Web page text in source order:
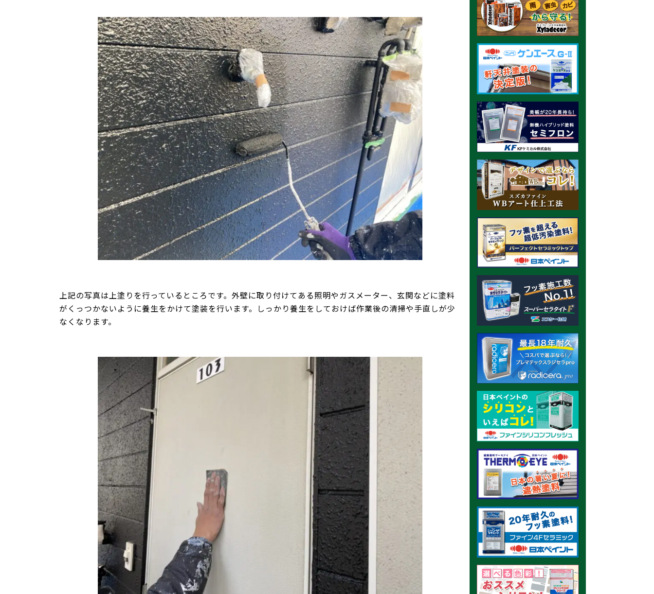
上記の写真は上塗りを行っているところです。外壁に取り付けてある照明やガスメーター、玄関などに塗料
がくっつかないように養生をかけて塗装を行います。しっかり養生をしておけば作業後の清掃や手直しが少
なくなります。